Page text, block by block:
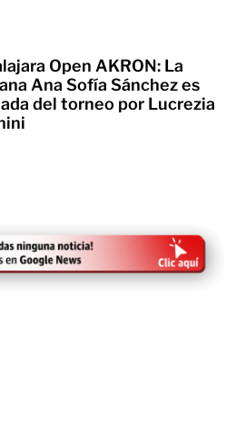
Open AKRON: La
Ana Sofía Sánchez es
del torneo por Lucrezia